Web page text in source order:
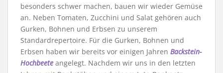
besonders schwer machen, bauen wir wieder Gemüse
an. Neben Tomaten, Zucchini und Salat gehören auch
Gurken, Bohnen und Erbsen zu unserem
Standardrepertoire. Für die Gurken, Bohnen und
Erbsen haben wir bereits vor einigen Jahren Backstein-
Hochbeete angelegt. Nachdem wir uns in den letzten